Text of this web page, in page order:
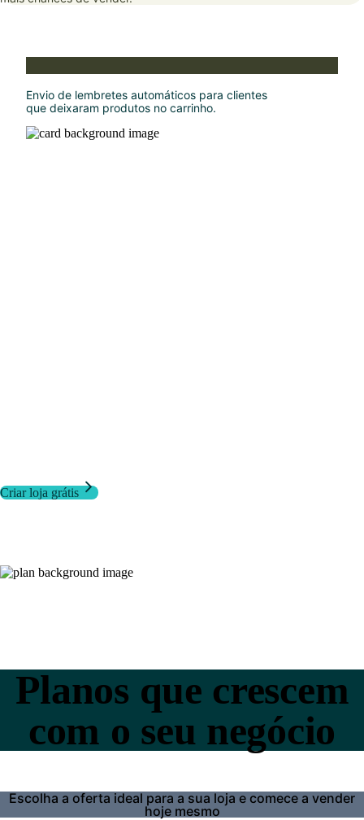
Envio de lembretes automáticos para clientes
que deixaram produtos no carrinho.
Criar loja grátis
Planos que crescem
com o seu negócio
Escolha a oferta ideal para a sua loja e comece a vender
hoje mesmo